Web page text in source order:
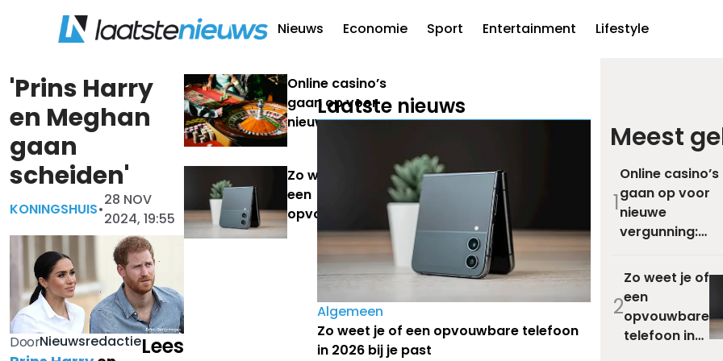
Nieuws Economie Sport Entertainment Lifestyle
'Prins Harry
en Meghan
gaan
scheiden'
KONINGSHUIS•
28 NOV
2024, 19:55
DoorNieuwsredactieLees
Online casino’s
gaan op voor
nieuwe
dat voor
spelers en de
rest van de
Nederlandse
kansspelmarkt?
Zo weet je of
een
opvouwbare
telefoon in
past
Laatste nieuws
Algemeen
Zo weet je of een opvouwbare telefoon
in 2026 bij je past
Meest
1
Online casino’s
gaan op voor
nieuwe
vergunning:
dat voor
spelers en de
rest van de
Nederlandse
2
Zo weet je of
een
opvouwbare
telefoon in